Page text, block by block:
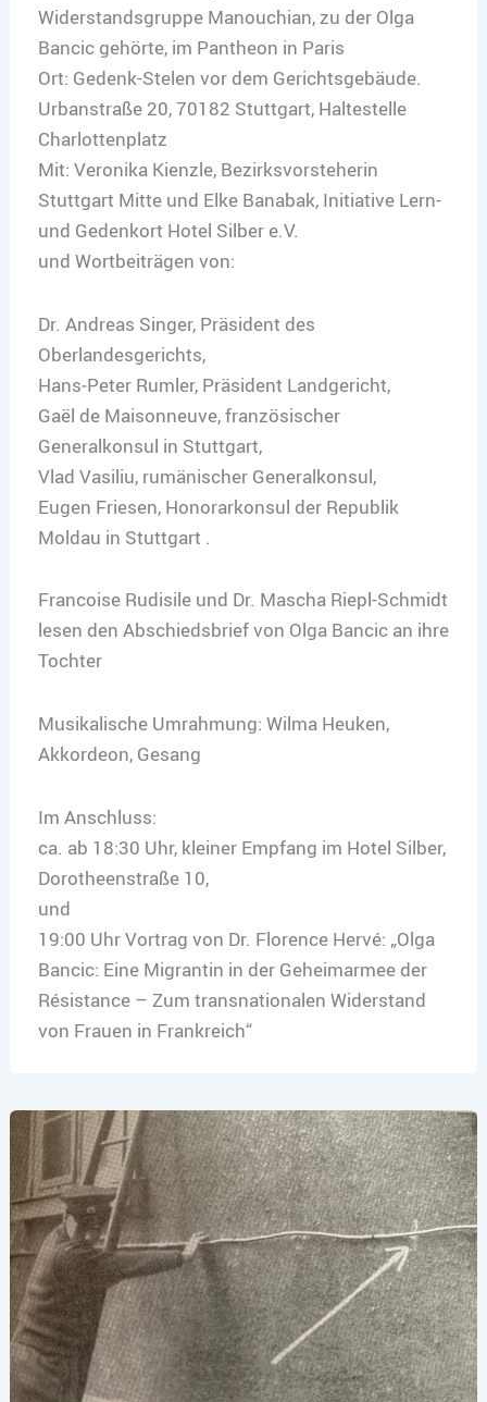
Widerstandsgruppe Manouchian, zu der Olga
Bancic gehörte, im Pantheon in Paris
Ort: Gedenk-Stelen vor dem Gerichtsgebäude.
Urbanstraße 20, 70182 Stuttgart, Haltestelle
Charlottenplatz
Mit: Veronika Kienzle, Bezirksvorsteherin
Stuttgart Mitte und Elke Banabak, Initiative Lern-
und Gedenkort Hotel Silber e.V.
und Wortbeiträgen von:
Dr. Andreas Singer, Präsident des
Oberlandesgerichts,
Hans‐Peter Rumler, Präsident Landgericht,
Gaël de Maisonneuve, französischer
Generalkonsul in Stuttgart,
Vlad Vasiliu, rumänischer Generalkonsul,
Eugen Friesen, Honorarkonsul der Republik
Moldau in Stuttgart .
Francoise Rudisile und Dr. Mascha Riepl-Schmidt
lesen den Abschiedsbrief von Olga Bancic an ihre
Tochter
Musikalische Umrahmung: Wilma Heuken,
Akkordeon, Gesang
Im Anschluss:
ca. ab 18:30 Uhr, kleiner Empfang im Hotel Silber,
Dorotheenstraße 10,
und
19:00 Uhr Vortrag von Dr. Florence Hervé: „Olga
Bancic: Eine Migrantin in der Geheimarmee der
Résistance – Zum transnationalen Widerstand
von Frauen in Frankreich“